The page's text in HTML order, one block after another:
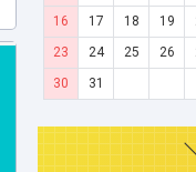
16
17 18 19
23
24 25 26
30
31